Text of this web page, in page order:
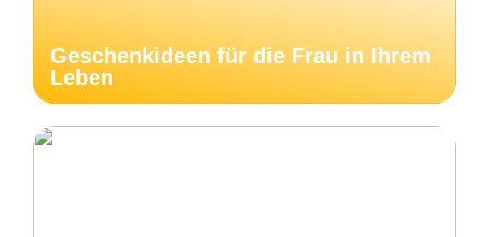
Geschenkideen für die Frau in Ihrem
Leben